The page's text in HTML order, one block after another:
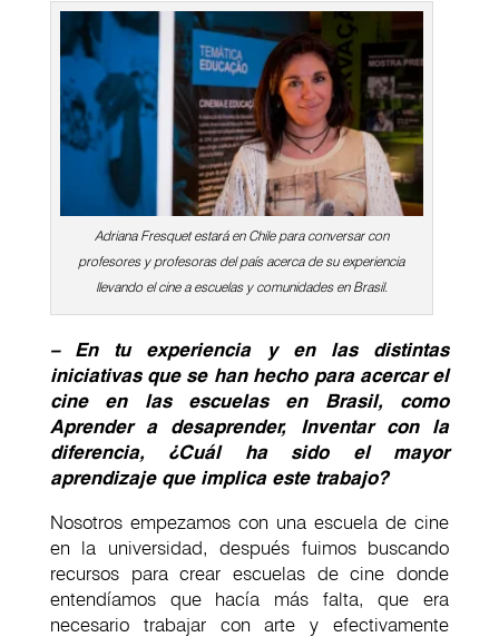
Adriana Fresquet estará en Chile para conversar con
profesores y profesoras del país acerca de su experiencia
llevando el cine a escuelas y comunidades en Brasil.
– En tu experiencia y en las distintas
iniciativas que se han hecho para acercar el
cine en las escuelas en Brasil, como
Aprender a desaprender, Inventar con la
diferencia, ¿Cuál ha sido el mayor
aprendizaje que implica este trabajo?
Nosotros empezamos con una escuela de cine
en la universidad, después fuimos buscando
recursos para crear escuelas de cine donde
entendíamos que hacía más falta, que era
necesario trabajar con arte y efectivamente